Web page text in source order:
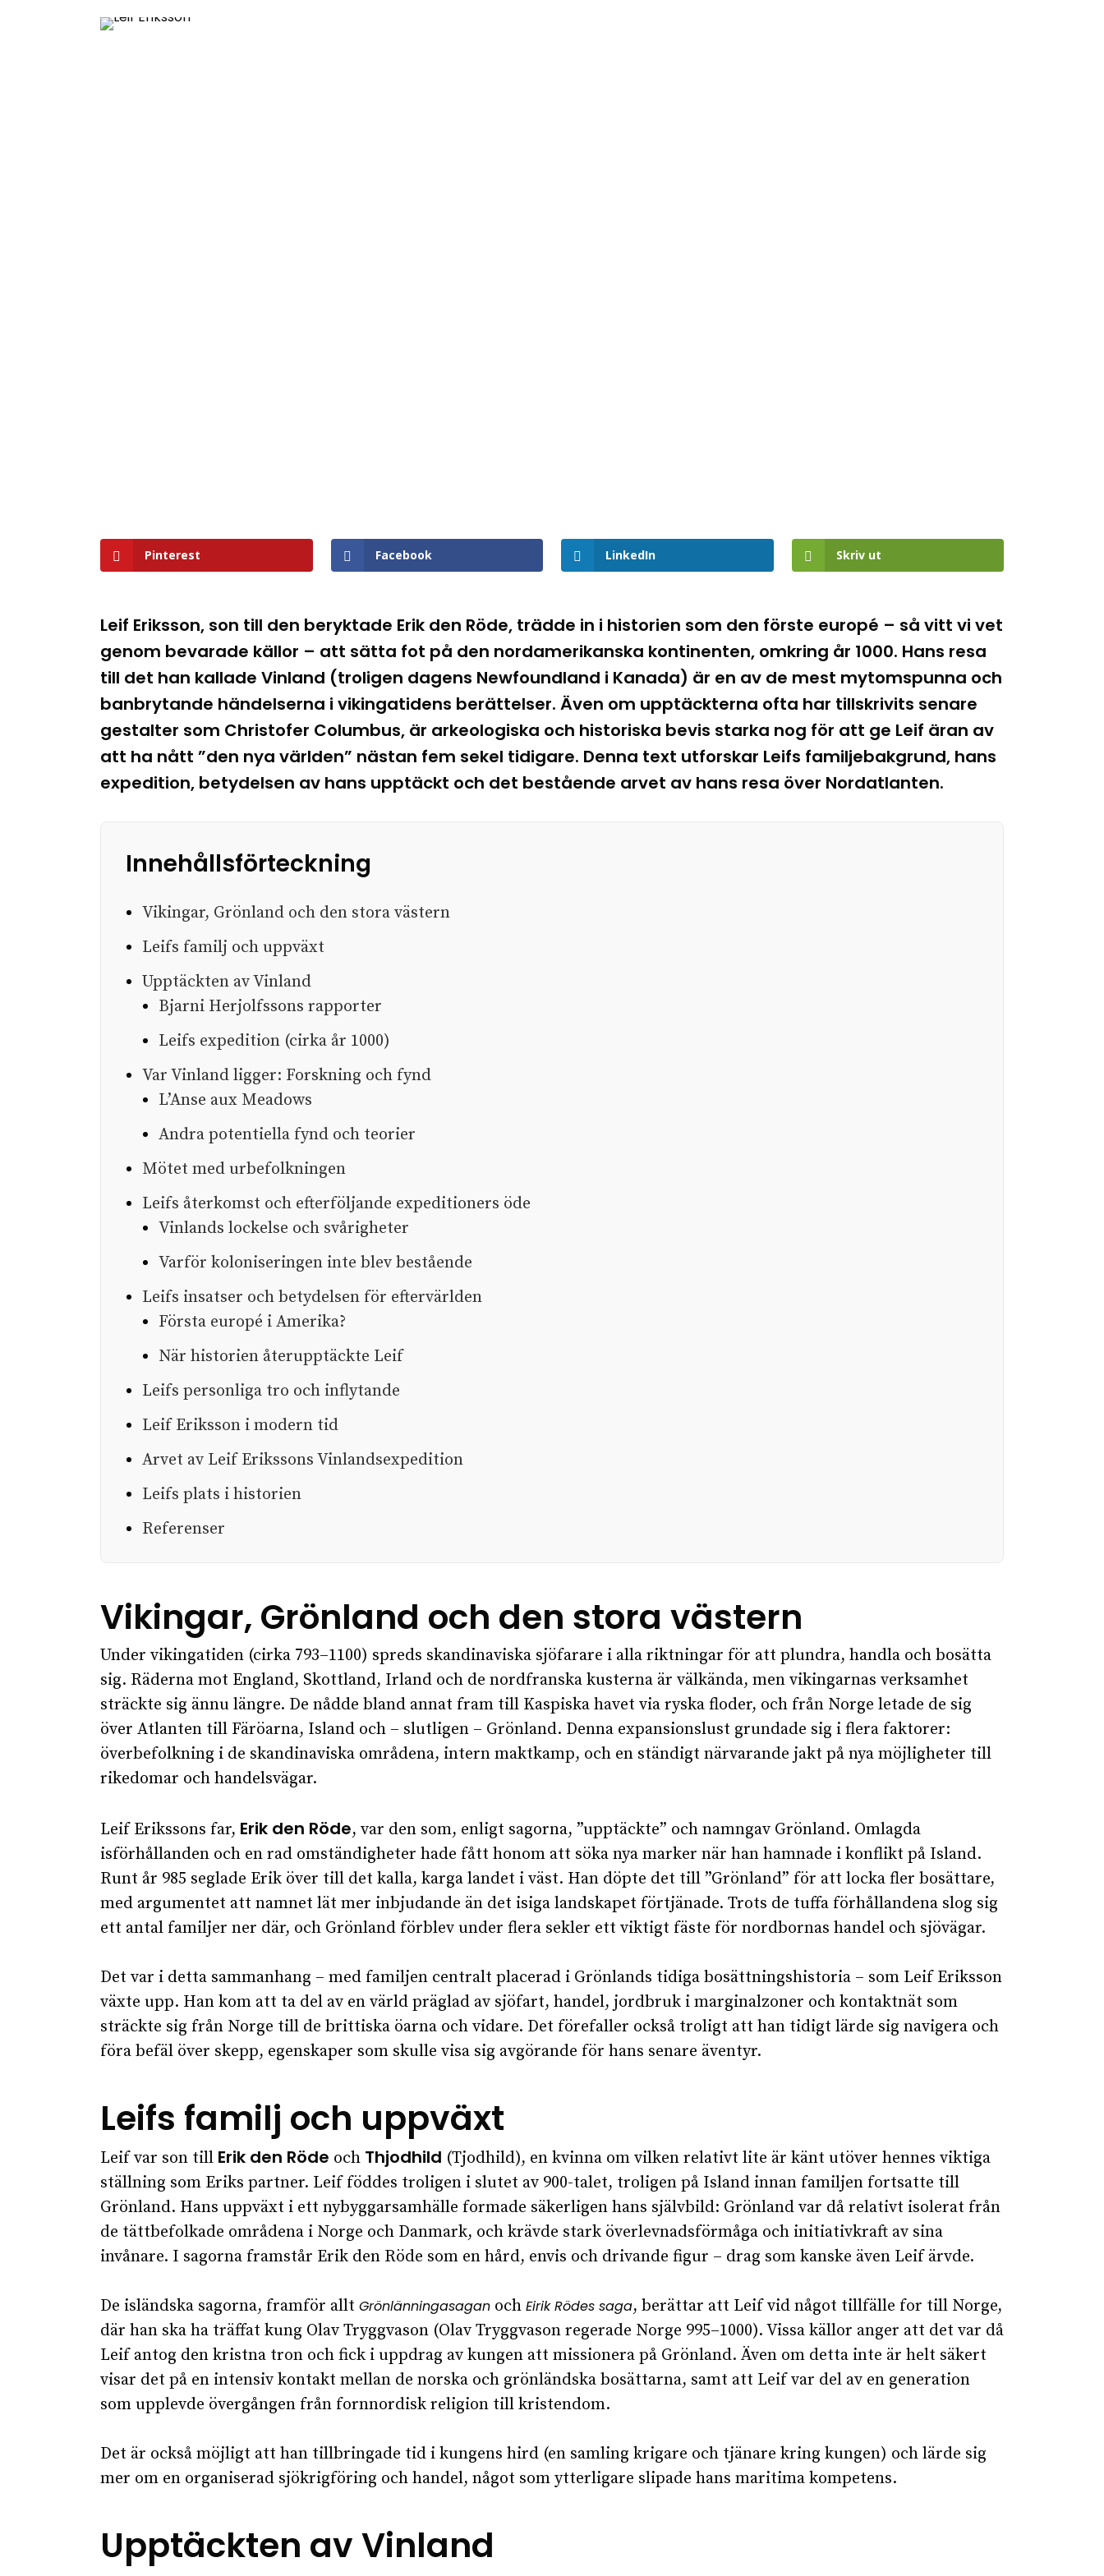
Pinterest Facebook LinkedIn Skriv ut
Leif Eriksson, son till den beryktade Erik den Röde, trädde in i historien som den förste europé – så vitt vi vet
genom bevarade källor – att sätta fot på den nordamerikanska kontinenten, omkring år 1000. Hans resa
till det han kallade Vinland (troligen dagens Newfoundland i Kanada) är en av de mest mytomspunna och
banbrytande händelserna i vikingatidens berättelser. Även om upptäckterna ofta har tillskrivits senare
gestalter som Christofer Columbus, är arkeologiska och historiska bevis starka nog för att ge Leif äran av
att ha nått ”den nya världen” nästan fem sekel tidigare. Denna text utforskar Leifs familjebakgrund, hans
expedition, betydelsen av hans upptäckt och det bestående arvet av hans resa över Nordatlanten.
Innehållsförteckning
Vikingar, Grönland och den stora västern
Leifs familj och uppväxt
Upptäckten av Vinland
Bjarni Herjolfssons rapporter
Leifs expedition (cirka år 1000)
Var Vinland ligger: Forskning och fynd
L’Anse aux Meadows
Andra potentiella fynd och teorier
Mötet med urbefolkningen
Leifs återkomst och efterföljande expeditioners öde
Vinlands lockelse och svårigheter
Varför koloniseringen inte blev bestående
Leifs insatser och betydelsen för eftervärlden
Första europé i Amerika?
När historien återupptäckte Leif
Leifs personliga tro och inflytande
Leif Eriksson i modern tid
Arvet av Leif Erikssons Vinlandsexpedition
Leifs plats i historien
Referenser
Vikingar, Grönland och den stora västern
Under vikingatiden (cirka 793–1100) spreds skandinaviska sjöfarare i alla riktningar för att plundra, handla och bosätta
sig. Räderna mot England, Skottland, Irland och de nordfranska kusterna är välkända, men vikingarnas verksamhet
sträckte sig ännu längre. De nådde bland annat fram till Kaspiska havet via ryska floder, och från Norge letade de sig
över Atlanten till Färöarna, Island och – slutligen – Grönland. Denna expansionslust grundade sig i flera faktorer:
överbefolkning i de skandinaviska områdena, intern maktkamp, och en ständigt närvarande jakt på nya möjligheter till
rikedomar och handelsvägar.
Leif Erikssons far, Erik den Röde, var den som, enligt sagorna, ”upptäckte” och namngav Grönland. Omlagda
isförhållanden och en rad omständigheter hade fått honom att söka nya marker när han hamnade i konflikt på Island.
Runt år 985 seglade Erik över till det kalla, karga landet i väst. Han döpte det till ”Grönland” för att locka fler bosättare,
med argumentet att namnet lät mer inbjudande än det isiga landskapet förtjänade. Trots de tuffa förhållandena slog sig
ett antal familjer ner där, och Grönland förblev under flera sekler ett viktigt fäste för nordbornas handel och sjövägar.
Det var i detta sammanhang – med familjen centralt placerad i Grönlands tidiga bosättningshistoria – som Leif Eriksson
växte upp. Han kom att ta del av en värld präglad av sjöfart, handel, jordbruk i marginalzoner och kontaktnät som
sträckte sig från Norge till de brittiska öarna och vidare. Det förefaller också troligt att han tidigt lärde sig navigera och
föra befäl över skepp, egenskaper som skulle visa sig avgörande för hans senare äventyr.
Leifs familj och uppväxt
Leif var son till Erik den Röde och Thjodhild (Tjodhild), en kvinna om vilken relativt lite är känt utöver hennes viktiga
ställning som Eriks partner. Leif föddes troligen i slutet av 900-talet, troligen på Island innan familjen fortsatte till
Grönland. Hans uppväxt i ett nybyggarsamhälle formade säkerligen hans självbild: Grönland var då relativt isolerat från
de tättbefolkade områdena i Norge och Danmark, och krävde stark överlevnadsförmåga och initiativkraft av sina
invånare. I sagorna framstår Erik den Röde som en hård, envis och drivande figur – drag som kanske även Leif ärvde.
De isländska sagorna, framför allt Grönlänningasagan och Eirik Rödes saga, berättar att Leif vid något tillfälle for till Norge,
där han ska ha träffat kung Olav Tryggvason (Olav Tryggvason regerade Norge 995–1000). Vissa källor anger att det var då
Leif antog den kristna tron och fick i uppdrag av kungen att missionera på Grönland. Även om detta inte är helt säkert
visar det på en intensiv kontakt mellan de norska och grönländska bosättarna, samt att Leif var del av en generation
som upplevde övergången från fornnordisk religion till kristendom.
Det är också möjligt att han tillbringade tid i kungens hird (en samling krigare och tjänare kring kungen) och lärde sig
mer om en organiserad sjökrigföring och handel, något som ytterligare slipade hans maritima kompetens.
Upptäckten av Vinland